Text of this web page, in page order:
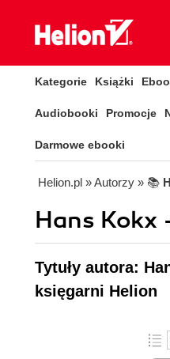
Kategorie Książki
Audiobooki Promocje
Darmowe ebooki
Helion.pl » Autorzy » 📚
Hans Kokx
Tytuły autora:
księgarni Helion